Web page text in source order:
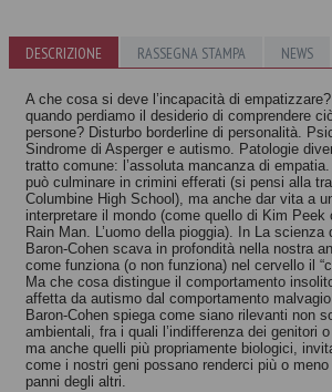
L'effetto
Lucifero
Philip G. Zimbardo
lo
DESCRIZIONE RASSEGNA STAMPA NEWS
A che cosa si deve l’incapacità di
quando perdiamo il desiderio di comprendere
persone? Disturbo borderline di personalità.
Sindrome di Asperger e autismo. Patologie
tratto comune: l’assoluta mancanza di
può culminare in crimini efferati (si pensi alla
Columbine High School), ma anche dar vita a
interpretare il mondo (come quello di Kim
Rain Man. L’uomo della pioggia). In La scienza
Baron-Cohen scava in profondità nella nostra
come funziona (o non funziona) nel cervello il
Ma che cosa distingue il comportamento
affetta da autismo dal comportamento
Baron-Cohen spiega come siano rilevanti non
ambientali, fra i quali l’indifferenza dei genitori
ma anche quelli più propriamente biologici,
come i nostri geni possano renderci più o
panni degli altri.